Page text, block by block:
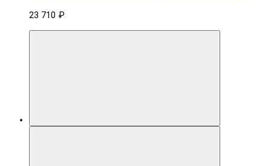
23 710 ₽